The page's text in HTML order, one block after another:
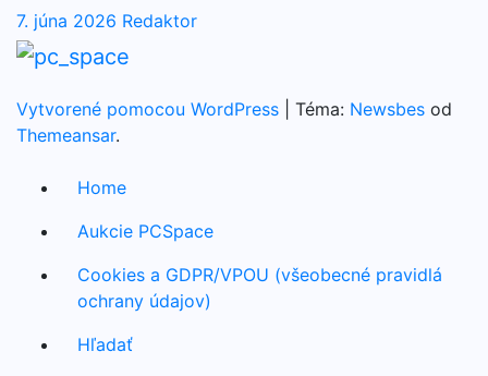
7. júna 2026 Redaktor
Vytvorené pomocou WordPress Téma: Newsbes od
Themeansar.
Home
Aukcie PCSpace
Cookies a GDPR/VPOU (všeobecné pravidlá
ochrany údajov)
Hľadať